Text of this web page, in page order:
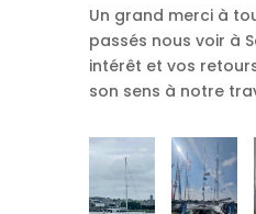
Un grand merci à
passés nous voir à
intérêt et vos
son sens à notre